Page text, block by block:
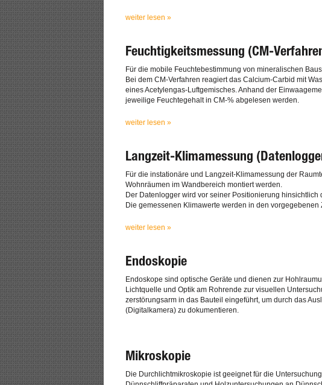
weiter lesen »
Feuchtigkeitsmessung (CM-
Für die mobile Feuchtebestimmung von mineralischen
Bei dem CM-Verfahren reagiert das Calcium-Carbid mit
eines Acetylengas-Luftgemisches. Anhand der
jeweilige Feuchtegehalt in CM-% abgelesen werden.
weiter lesen »
Langzeit-Klimamessung
Für die instationäre und Langzeit-Klimamessung der
Wohnräumen im Wandbereich montiert werden.
Der Datenlogger wird vor seiner Positionierung hinsichtlich
Die gemessenen Klimawerte werden in den
weiter lesen »
Endoskopie
Endoskope sind optische Geräte und dienen zur
Lichtquelle und Optik am Rohrende zur visuellen
zerstörungsarm in das Bauteil eingeführt, um durch das
(Digitalkamera) zu dokumentieren.
Mikroskopie
Die Durchlichtmikroskopie ist geeignet für die